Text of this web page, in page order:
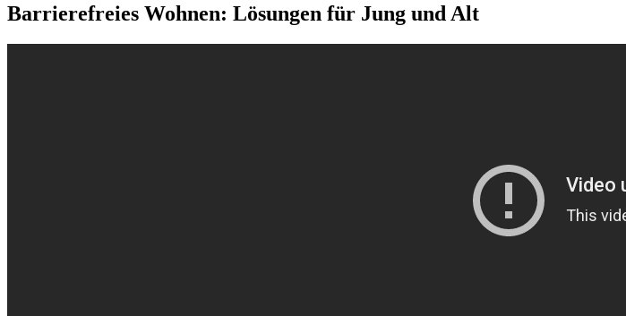
Barrierefreies Wohnen: Lösungen für Jung und Alt